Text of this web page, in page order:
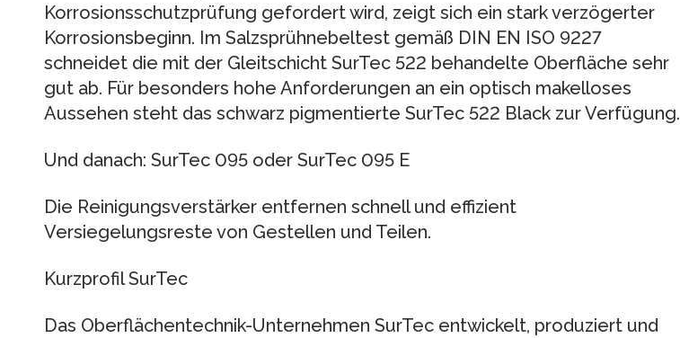
Korrosionsschutzprüfung gefordert wird, zeigt sich ein stark verzögerter
Korrosionsbeginn. Im Salzsprühnebeltest gemäß DIN EN ISO 9227
schneidet die mit der Gleitschicht SurTec 522 behandelte Oberfläche sehr
gut ab. Für besonders hohe Anforderungen an ein optisch makelloses
Aussehen steht das schwarz pigmentierte SurTec 522 Black zur Verfügung.
Und danach: SurTec 095 oder SurTec 095 E
Die Reinigungsverstärker entfernen schnell und effizient
Versiegelungsreste von Gestellen und Teilen.
Kurzprofil SurTec
Das Oberflächentechnik-Unternehmen SurTec entwickelt, produziert und